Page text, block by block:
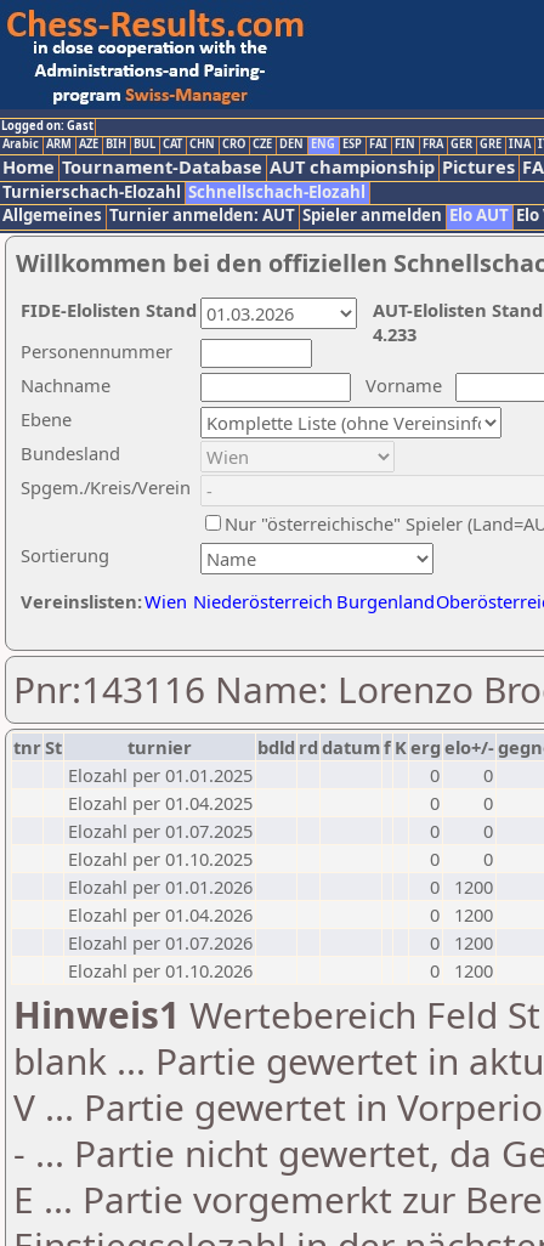
Logged on: Gast
Arabic ARM AZE BIH BUL CAT CHN CRO CZE DEN ENG ESP FAI FIN FRA GER GRE INA
Home Tournament-Database AUT championship Pictures
Turnierschach-Elozahl Schnellschach-Elozahl
Allgemeines Turnier anmelden: AUT Spieler anmelden Elo AUT
Willkommen bei den offiziellen
Nachname
Vorname
Ebene
Sortierung
Personennummer
Bundesland
Spgem./Kreis/Verein
Nur "österreichische" Spieler
Vereinslisten:Wien Niederösterreich Burgenland
AUT-Elolisten
4.233
FIDE-Elolisten Stand
Pnr:143116 Name: Lorenzo
tnrSt turnier bdld rd datumf Kerg elo+/-
Elozahl per 01.01.2025
0
0
Elozahl per 01.04.2025
0
0
Elozahl per 01.07.2025
0
0
Elozahl per 01.10.2025
0
0
Elozahl per 01.01.2026
0
1200
Elozahl per 01.04.2026
0
1200
Elozahl per 01.07.2026
0
1200
Elozahl per 01.10.2026
0 1200
Hinweis1 Wertebereich Feld
blank ... Partie gewertet in
V ... Partie gewertet in
- ... Partie nicht gewertet, da
E ... Partie vorgemerkt zur